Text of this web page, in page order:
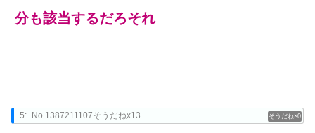
分も該当するだろそれ
0
5: No.1387211107そうだねx13